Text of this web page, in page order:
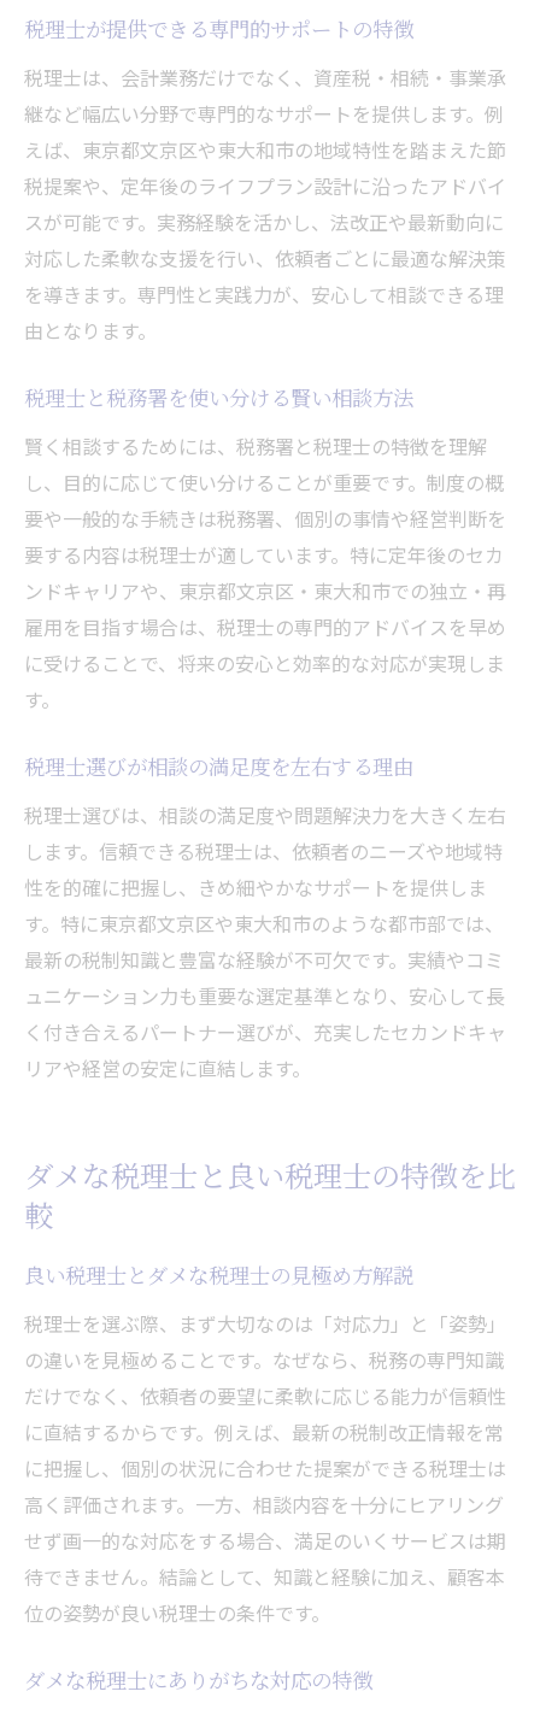
税理士が提供できる専門的サポートの特徴
税理士は、会計業務だけでなく、資産税・相続・事業承
継など幅広い分野で専門的なサポートを提供します。例
えば、東京都文京区や東大和市の地域特性を踏まえた節
税提案や、定年後のライフプラン設計に沿ったアドバイ
スが可能です。実務経験を活かし、法改正や最新動向に
対応した柔軟な支援を行い、依頼者ごとに最適な解決策
を導きます。専門性と実践力が、安心して相談できる理
由となります。
税理士と税務署を使い分ける賢い相談方法
賢く相談するためには、税務署と税理士の特徴を理解
し、目的に応じて使い分けることが重要です。制度の概
要や一般的な手続きは税務署、個別の事情や経営判断を
要する内容は税理士が適しています。特に定年後のセカ
ンドキャリアや、東京都文京区・東大和市での独立・再
雇用を目指す場合は、税理士の専門的アドバイスを早め
に受けることで、将来の安心と効率的な対応が実現しま
す。
税理士選びが相談の満足度を左右する理由
税理士選びは、相談の満足度や問題解決力を大きく左右
します。信頼できる税理士は、依頼者のニーズや地域特
性を的確に把握し、きめ細やかなサポートを提供しま
す。特に東京都文京区や東大和市のような都市部では、
最新の税制知識と豊富な経験が不可欠です。実績やコミ
ュニケーション力も重要な選定基準となり、安心して長
く付き合えるパートナー選びが、充実したセカンドキャ
リアや経営の安定に直結します。
ダメな税理士と良い税理士の特徴を比
較
良い税理士とダメな税理士の見極め方解説
税理士を選ぶ際、まず大切なのは「対応力」と「姿勢」
の違いを見極めることです。なぜなら、税務の専門知識
だけでなく、依頼者の要望に柔軟に応じる能力が信頼性
に直結するからです。例えば、最新の税制改正情報を常
に把握し、個別の状況に合わせた提案ができる税理士は
高く評価されます。一方、相談内容を十分にヒアリング
せず画一的な対応をする場合、満足のいくサービスは期
待できません。結論として、知識と経験に加え、顧客本
位の姿勢が良い税理士の条件です。
ダメな税理士にありがちな対応の特徴